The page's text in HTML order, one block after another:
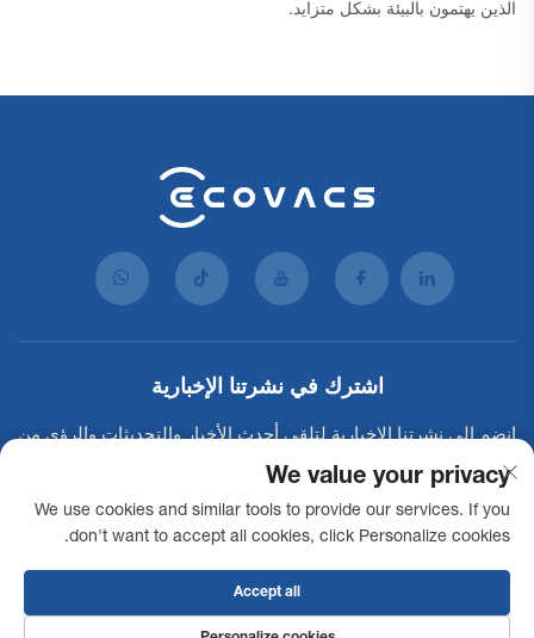
الذين يهتمون بالبيئة بشكل متزايد.
اشترك في نشرتنا الإخبارية
انضم إلى نشرتنا الإخبارية لتلقي أحدث الأخبار والتحديثات والرؤى من
فريقنا.
We value your privacy
We use cookies and similar tools to provide our services. If you
don't want to accept all cookies, click Personalize cookies.
Accept all